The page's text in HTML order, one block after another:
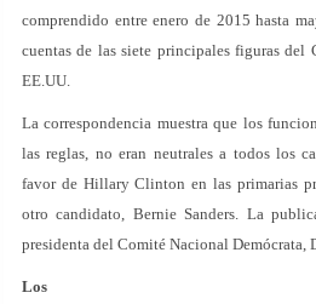
comprendido entre enero de 2015 hasta
cuentas de las siete principales figuras del
EE.UU.
La correspondencia muestra que los
las reglas, no eran neutrales a todos los
favor de Hillary Clinton en las primarias
otro candidato, Bernie Sanders. La
presidenta del Comité Nacional Demócrata,